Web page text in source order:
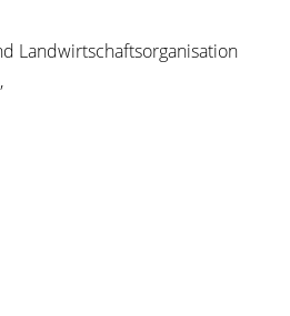
Landwirtschaftsorganisation